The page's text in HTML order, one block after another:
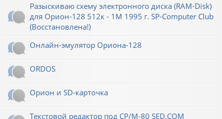
Разыскиваю схему электронного диска (RAM-Disk)
для Орион-128 512к - 1М 1995 г. SP-Computer Club
(Восстановлена!)
Онлайн-эмулятор Ориона-128
ORDOS
Орион и SD-карточка
Текстовой редактор под CP/M-80 SED.COM